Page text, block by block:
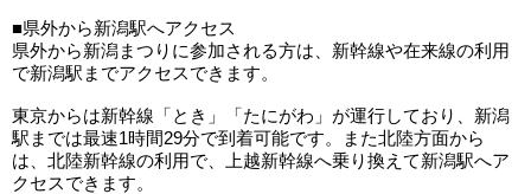
■県外から新潟駅へアクセス
県外から新潟まつりに参加される方は、新幹線や在来線の利用
で新潟駅までアクセスできます。
東京からは新幹線「とき」「たにがわ」が運行しており、新潟
駅までは最速1時間29分で到着可能です。また北陸方面から
は、北陸新幹線の利用で、上越新幹線へ乗り換えて新潟駅へア
クセスできます。